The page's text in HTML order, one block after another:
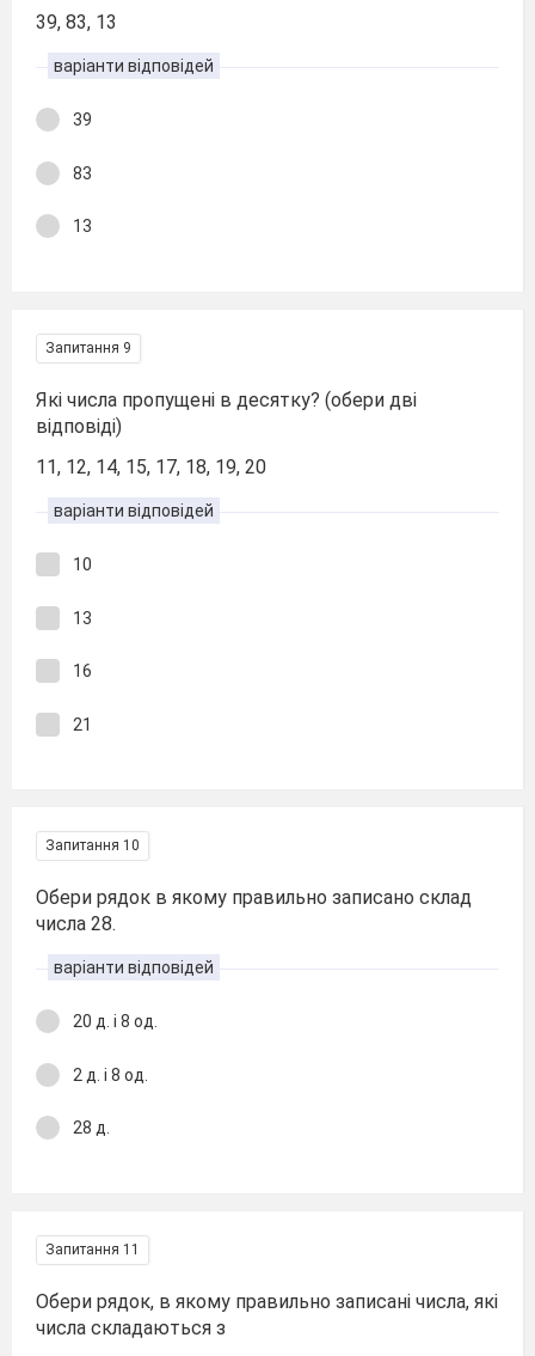
39, 83, 13
варіанти відповідей
39
83
13
Запитання 9
Які числа пропущені в десятку? (обери дві
відповіді)
11, 12, 14, 15, 17, 18, 19, 20
варіанти відповідей
10
13
16
21
Запитання 10
Обери рядок в якому правильно записано склад
числа 28.
варіанти відповідей
20 д. і 8 од.
2 д. і 8 од.
28 д.
Запитання 11
Обери рядок, в якому правильно записані числа, які
числа складаються з